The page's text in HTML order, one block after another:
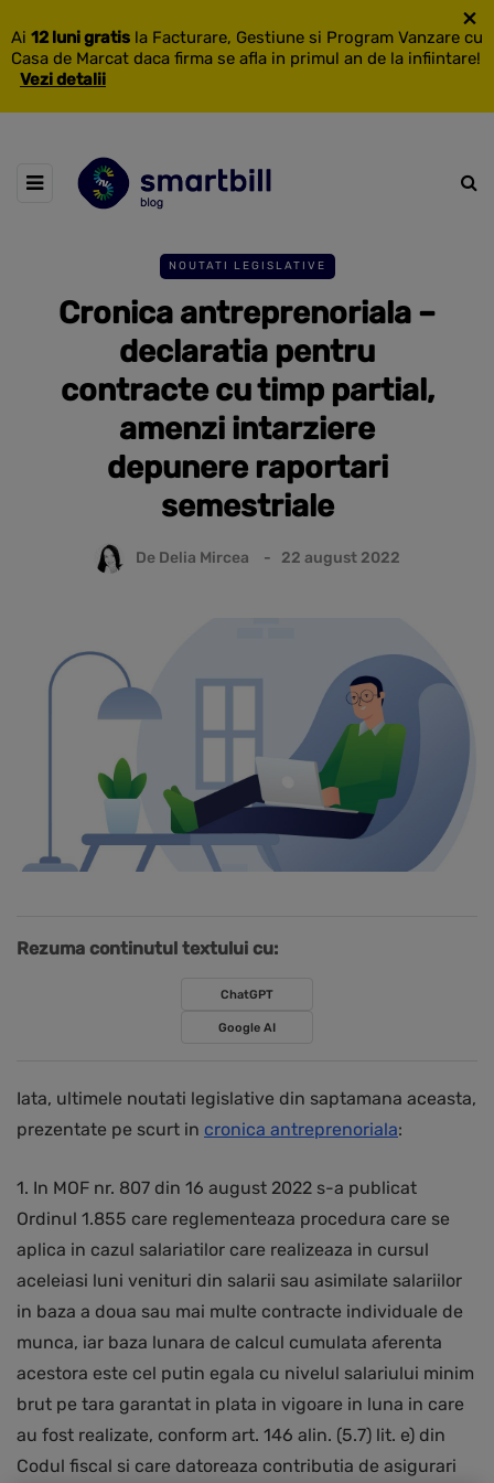
Ai 12 luni gratis la Facturare, Gestiune si Program Vanzare cu
Casa de Marcat daca firma se afla in primul an de la infiintare!
Vezi detalii
×
NOUTATI LEGISLATIVE
Cronica antreprenoriala –
declaratia pentru
contracte cu timp partial,
amenzi intarziere
depunere raportari
semestriale
De Delia Mircea 22 august 2022
Rezuma continutul textului cu:
ChatGPT
Google AI
Iata, ultimele noutati legislative din saptamana aceasta,
prezentate pe scurt in cronica antreprenoriala:
1. In MOF nr. 807 din 16 august 2022 s-a publicat
Ordinul 1.855 care reglementeaza procedura care se
aplica in cazul salariatilor care realizeaza in cursul
aceleiasi luni venituri din salarii sau asimilate salariilor
in baza a doua sau mai multe contracte individuale de
munca, iar baza lunara de calcul cumulata aferenta
acestora este cel putin egala cu nivelul salariului minim
brut pe tara garantat in plata in vigoare in luna in care
au fost realizate, conform art. 146 alin. (5.7) lit. e) din
Codul fiscal si care datoreaza contributia de asigurari